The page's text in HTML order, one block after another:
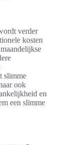
verder
kosten
slimme
ook
en
een slimme